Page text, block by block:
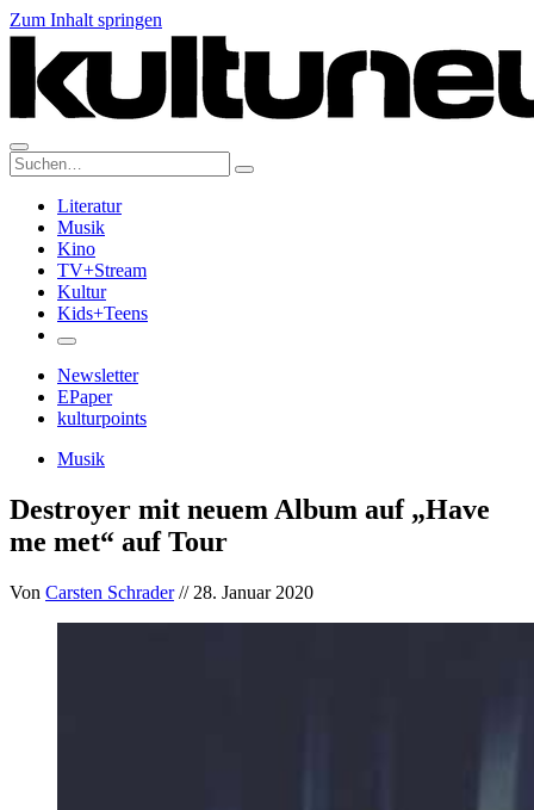
Zum Inhalt springen
Suche:
Literatur
Musik
Kino
TV+Stream
Kultur
Kids+Teens
Newsletter
EPaper
kulturpoints
Musik
Destroyer mit neuem Album auf „Have
me met“ auf Tour
Von Carsten Schrader// 28. Januar 2020